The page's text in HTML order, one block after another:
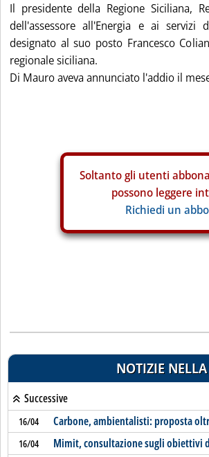
Il presidente della Regione Siciliana,
dell'assessore all'Energia e ai
designato al suo posto Francesco
regionale siciliana.
Di Mauro aveva annunciato l'addio il
Soltanto gli utenti
possono leggere
Richiedi un
NOTIZIE NELLA
Successive
16/04 Carbone, ambientalisti: proposta
16/04 Mimit, consultazione sugli obiettivi